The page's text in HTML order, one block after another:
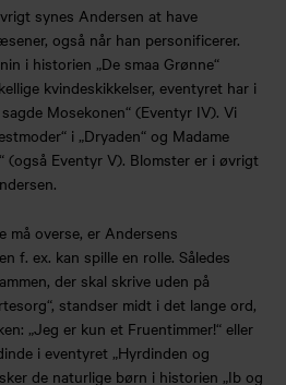
synes Andersen at have
også når han personificerer.
i historien „De smaa Grønne“
kvindeskikkelser, eventyret har i
Mosekonen“ (Eventyr IV). Vi
i „Dryaden“ og Madame
(også Eventyr V). Blomster er i øvrigt
må overse, er Andersens
f. ex. kan spille en rolle. Således
der skal skrive uden på
standser midt i det lange ord,
„Jeg er kun et Fruentimmer!“ eller
i eventyret „Hyrdinden og
de naturlige børn i historien „Ib og